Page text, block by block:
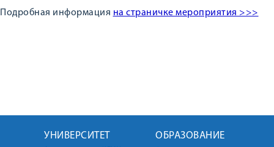
Подробная информация на страничке мероприятия >>>
УНИВЕРСИТЕТ ОБРАЗОВАНИЕ